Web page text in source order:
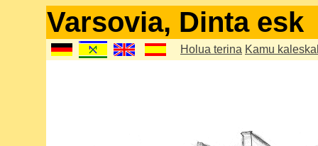
Varsovia, Dinta esk
Holua terina Kamu